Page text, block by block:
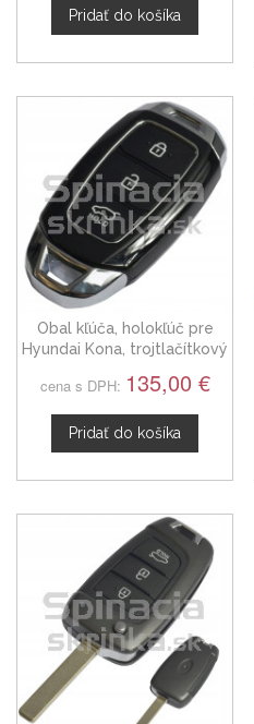
Pridať do košíka
Obal kľúča, holokľúč pre
Hyundai Kona, trojtlačítkový
cena s DPH: 135,00 €
Pridať do košíka